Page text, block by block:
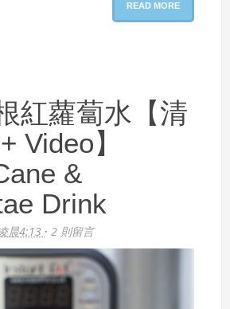
READ MORE
紅蘿蔔水【清
Video】
&
Drink
晨4:13 ·2 則留言